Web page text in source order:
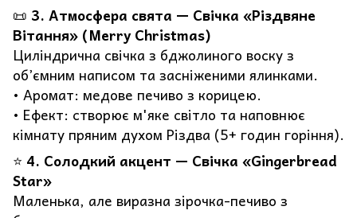
📜 3. Атмосфера свята — Свічка «Різдвяне
Вітання» (Merry Christmas)
Циліндрична свічка з бджолиного воску з
об’ємним написом та засніженими ялинками.
• Аромат: медове печиво з корицею.
• Ефект: створює м'яке світло та наповнює
кімнату пряним духом Різдва (5+ годин горіння).
⭐️ 4. Солодкий акцент — Свічка «Gingerbread
Star»
Маленька, але виразна зірочка-печиво з